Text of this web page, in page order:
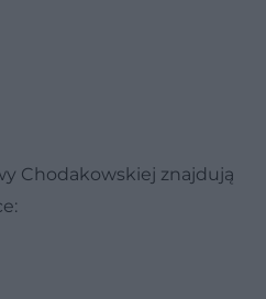
Chodakowskiej znajdują